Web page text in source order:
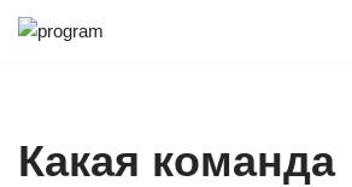
Какая команда